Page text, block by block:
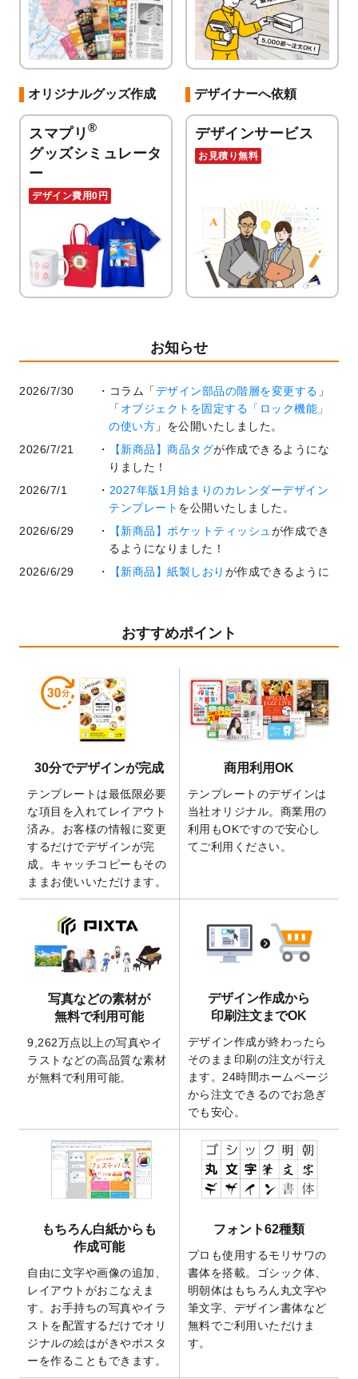
オリジナルグッズ作成
スマプリ ®
グッズシミュレータ
ー
デザイン費用0円
デザイナーへ依頼
デザインサービス
お見積り無料
お知らせ
2026/7/30 コラム「デザイン部品の階層を変更する 」
「 オブジェクトを固定する「ロック機能」
の使い方 」を公開いたしました。
2026/7/21
【新商品】商品タグが作成できるようにな
りました！
2026/7/1
2027年版1月始まりのカレンダーデザイン
テンプレート を公開いたしました。
2026/6/29
【新商品】ポケットティッシュが作成でき
るようになりました！
2026/6/29
【新商品】紙製しおり が作成できるように
業効率を上げる便利な操作方法3選！
開いたしました。
暑中見舞いのデザインテンプレート
しました。
2026/5/28
【新商品】マグネットステッカーが作成で
きるようになりました！
の全4ステップを解説！」を公開いたしまし
た。
2026/4/23
コラム「 画像の配置・差し替え・トリミン
グ」「テンプレート間でパーツを流用する
方法」を公開いたしました。
2026/4/21
アクリルキーホルダーのデザインテンプレ
ート を追加いたしました。
りました！
2025/12/22
【新商品】アクリルキーホルダーが作成で
きるようになりました！
2025/12/22
2026年版4月始まりのカレンダーデザイン
テンプレート
を公開いたしました。
開いたしました。
2025/9/30
【新商品】クリアファイルバッグ が作成で
きるようになりました！
2026年午年の年賀状デザインテンプレート
を公開いたしました。
2025/9/10
喪中はがき・寒中見舞いのデザインテンプ
レートを公開いたしました。
2025/8/1
9,160万点以上の写真やイラスト素材が無料
2025/7/30
キャンバスプリントのデザインテンプレー
トを追加いたしました。
2025/6/30
暑中見舞いのデザインテンプレートを追加
しました。
2025/6/27
キャンバスプリントのデザインテンプレー
トを追加いたしました。
2025/6/24
2026年版1月始まりのカレンダーデザイン
テンプレートを公開いたしました。
おすすめポイント
30分でデザインが完成
テンプレートは最低限必要
な項目を入れてレイアウト
済み。お客様の情報に変更
するだけでデザインが完
成。キャッチコピーもその
ままお使いいただけます。
商用利用OK
テンプレートのデザインは
当社オリジナル。商業用の
利用もOKですので安心し
てご利用ください。
写真などの素材が
無料で利用可能
9,262万点以上の写真やイ
ラストなどの高品質な素材
が無料で利用可能。
デザイン作成から
印刷注文までOK
デザイン作成が終わったら
そのまま印刷の注文が行え
ます。24時間ホームページ
から注文できるのでお急ぎ
でも安心。
もちろん白紙からも
作成可能
自由に文字や画像の追加、
レイアウトがおこなえま
す。お手持ちの写真やイラ
ストを配置するだけでオリ
ジナルの絵はがきやポスタ
ーを作ることもできます。
フォント62種類
プロも使用するモリサワの
書体を搭載。ゴシック体、
明朝体はもちろん丸文字や
筆文字、デザイン書体など
無料でご利用いただけま
す。